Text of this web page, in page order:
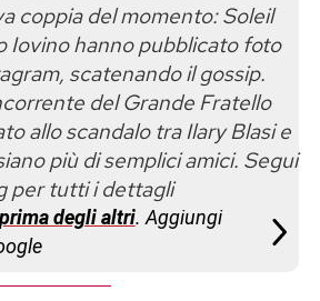
coppia del momento: Soleil
Iovino hanno pubblicato foto
scatenando il gossip.
del Grande Fratello
allo scandalo tra Ilary Blasi e
più di semplici amici. Segui
per tutti i dettagli
prima degli altri. Aggiungi